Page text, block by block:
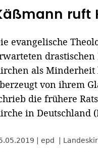
ruft
evangelische
als Minderheit
von ihrem
die frühere
in Deutschland
epd